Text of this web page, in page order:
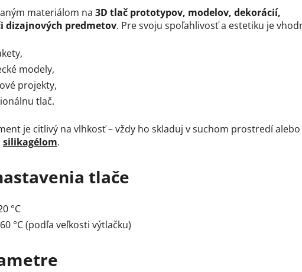
materiálom na 3D tlač prototypov, modelov, dekorácií,
dizajnových predmetov. Pre svoju spoľahlivosť a estetiku je
modely,
projekty,
tlač.
je citlivý na vlhkosť – vždy ho skladuj v suchom prostredí alebo
silikagélom.
tlače
°C
°C (podľa veľkosti výtlačku)